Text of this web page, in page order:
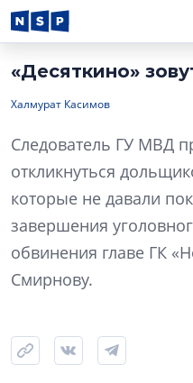
«Десяткино»
Халмурат Касимов
Следователь ГУ МВД
откликнуться
которые не давали
завершения
обвинения главе ГК
Смирнову.